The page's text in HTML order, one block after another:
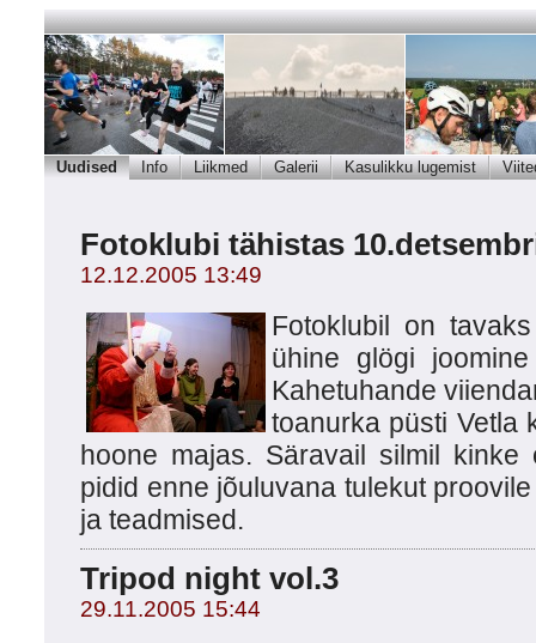
Uudised Info Liikmed Galerii Kasulikku lugemist
Fotoklubi tähistas
12.12.2005 13:49
Fotoklubil on
ühine glögi
Kahetuhande
toanurka püsti Vetla
hoone majas. Säravail silmil kinke
pidid enne jõuluvana tulekut
ja teadmised.
Tripod night vol.3
29.11.2005 15:44